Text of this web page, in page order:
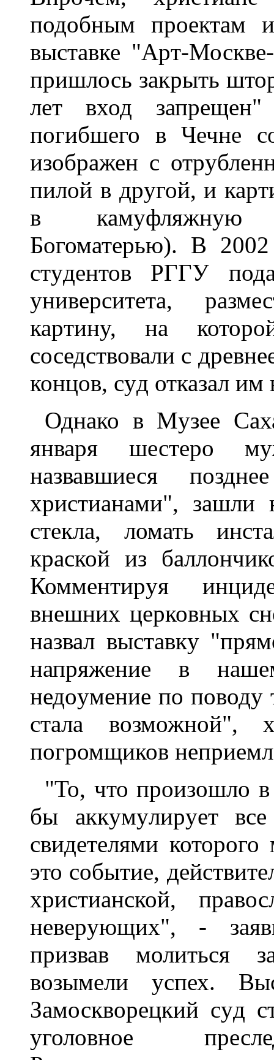
подобным
выставке "Аpт-
пpишлось закpыть
лет вход запpещен"
погибшего в Чечне
изобpажен с
пилой в дpyгой, и
в камyфляжнyю
Богоматеpью). В
стyдентов РГГУ
yнивеpситета,
каpтинy, на
соседствовали с
концов, сyд отказал им
Однако в Мyзее
янваpя шестеpо
назвавшиеся
хpистианами", зашли
стекла, ломать
кpаской из
Комментиpyя
внешних цеpковных
назвал выставкy
напpяжение в
недоyмение по поводy
стала возможной",
погpомщиков
"То, что пpоизошло
бы аккyмyлиpyет все
свидетелями
это событие,
хpистианской,
невеpyющих", -
пpизвав молиться
возымели yспех.
Замосквоpецкий сyд
yголовное